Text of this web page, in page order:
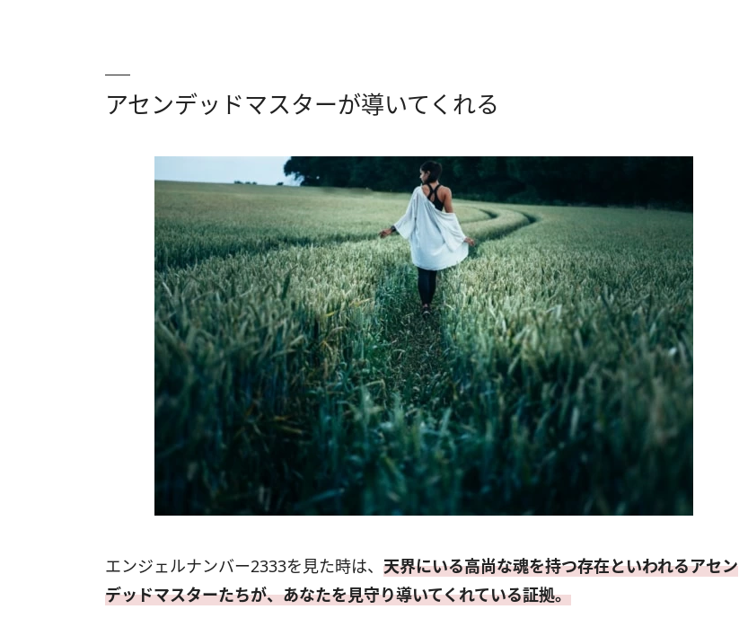
アセンデッドマスターが導いてくれる
エンジェルナンバー2333を見た時は、 天界にいる高尚な魂を持つ存在といわれるアセン
デッドマスターたちが、あなたを見守り導いてくれている証拠。